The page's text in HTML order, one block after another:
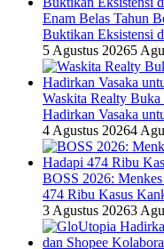
Enam Belas Tahun
Buktikan Eksistensi
5 Agustus 20265
Waskita Realty
Hadirkan Vasaka
4 Agustus 20264
BOSS 2026:
474 Ribu Kasus
3 Agustus 20263